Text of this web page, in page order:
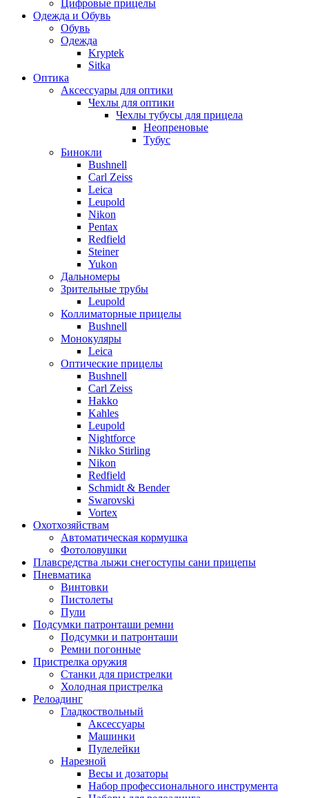
Цифровые прицелы
Одежда и Обувь
Обувь
Одежда
Kryptek
Sitka
Оптика
Аксессуары для оптики
Чехлы для оптики
Чехлы тубусы для прицела
Неопреновые
Тубус
Бинокли
Bushnell
Carl Zeiss
Leica
Leupold
Nikon
Pentax
Redfield
Steiner
Yukon
Дальномеры
Зрительные трубы
Leupold
Коллиматорные прицелы
Bushnell
Монокуляры
Leica
Оптические прицелы
Bushnell
Carl Zeiss
Hakko
Kahles
Leupold
Nightforce
Nikko Stirling
Nikon
Redfield
Schmidt & Bender
Swarovski
Vortex
Охотхозяйствам
Автоматическая кормушка
Фотоловушки
Плавсредства лыжи снегоступы сани прицепы
Пневматика
Винтовки
Пистолеты
Пули
Подсумки патронташи ремни
Подсумки и патронташи
Ремни погонные
Пристрелка оружия
Станки для пристрелки
Холодная пристрелка
Релоадинг
Гладкоствольный
Аксессуары
Машинки
Пулелейки
Нарезной
Весы и дозаторы
Набор профессионального инструмента